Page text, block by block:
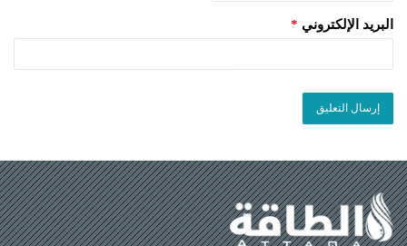
البريد الإلكتروني *